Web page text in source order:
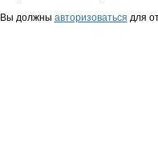
Вы должны авторизоваться для